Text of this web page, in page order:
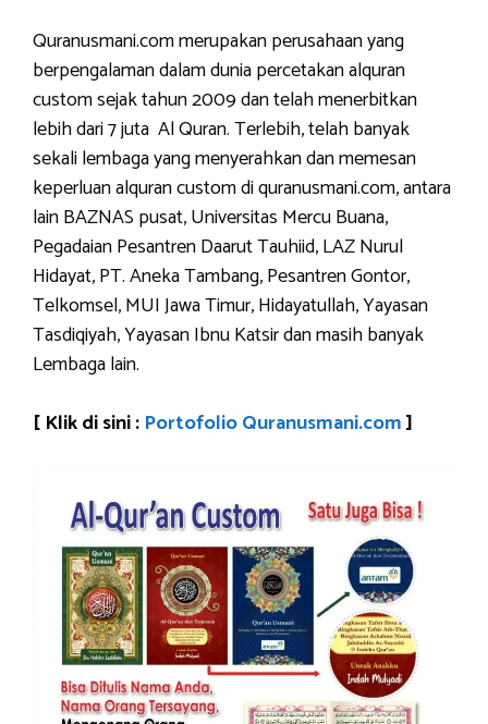
Quranusmani.com merupakan perusahaan yang
berpengalaman dalam dunia percetakan alquran
custom sejak tahun 2009 dan telah menerbitkan
lebih dari 7 juta Al Quran. Terlebih, telah banyak
sekali lembaga yang menyerahkan dan memesan
keperluan alquran custom di quranusmani.com, antara
lain BAZNAS pusat, Universitas Mercu Buana,
Pegadaian Pesantren Daarut Tauhiid, LAZ Nurul
Hidayat, PT. Aneka Tambang, Pesantren Gontor,
Telkomsel, MUI Jawa Timur, Hidayatullah, Yayasan
Tasdiqiyah, Yayasan Ibnu Katsir dan masih banyak
Lembaga lain.
[ Klik di sini : Portofolio Quranusmani.com]